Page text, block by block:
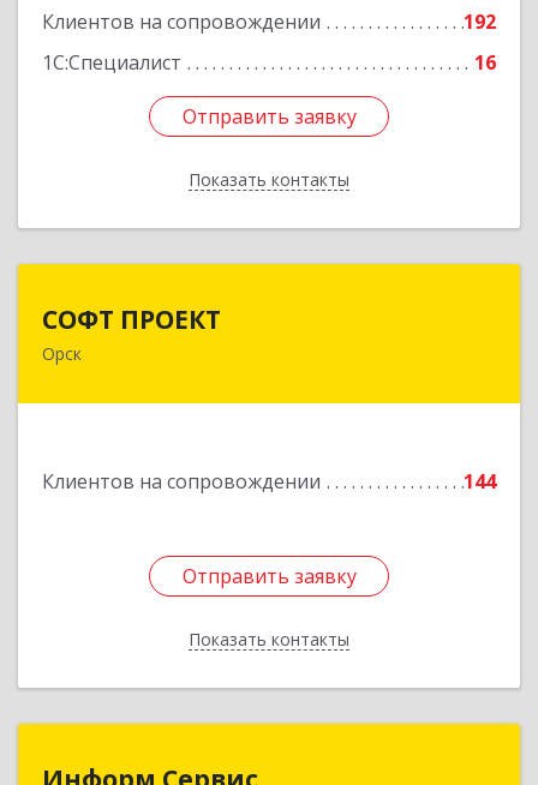
Клиентов на сопровождении
192
1С:Специалист
16
Отправить заявку
Показать контакты
Подробнее
Отправить заявку
Назад
СОФТ ПРОЕКТ
Орск
Клиентов на сопровождении 144
Отправить заявку
Показать контакты
Отправить заявку
Назад